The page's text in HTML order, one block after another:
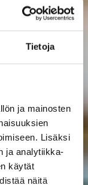
Tietoja
ja mainosten
Lisäksi
ja analytiikka-
käytät
näitä